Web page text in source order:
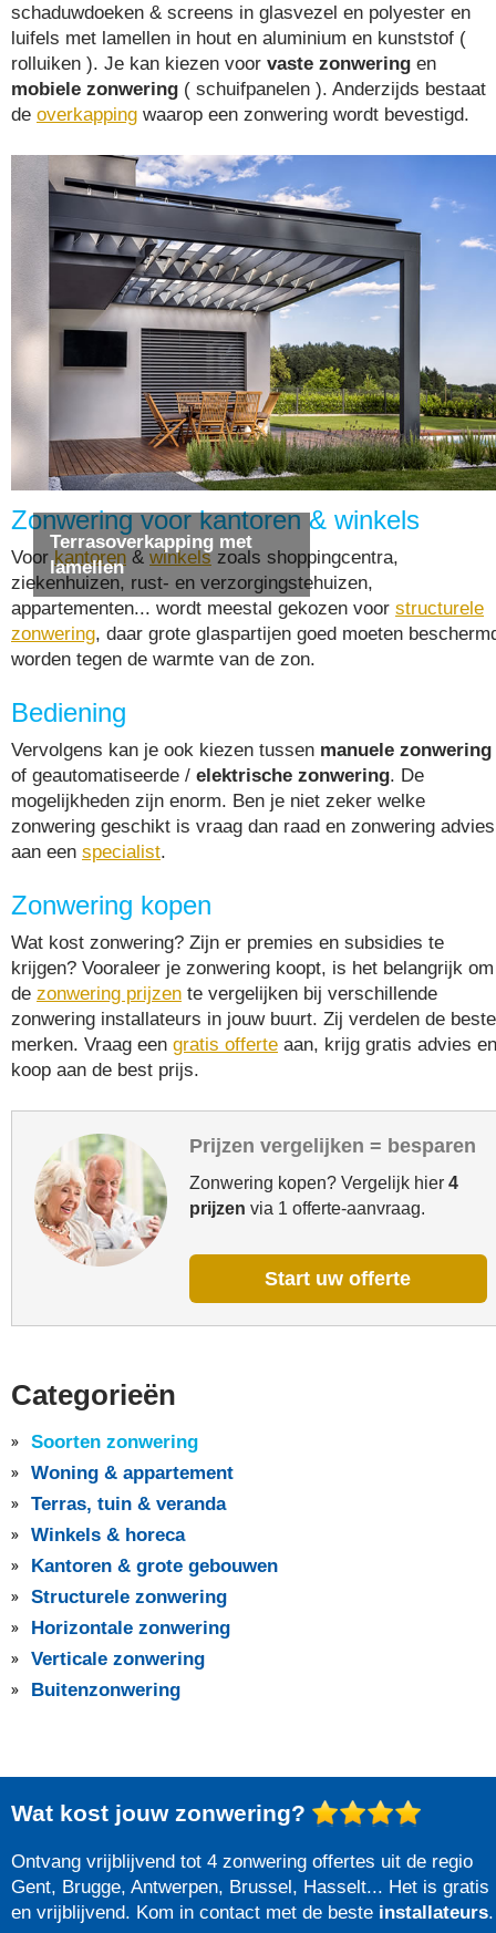
schaduwdoeken & screens in glasvezel en polyester en
luifels met lamellen in hout en aluminium en kunststof (
rolluiken ). Je kan kiezen voor vaste zonwering en
mobiele zonwering ( schuifpanelen ). Anderzijds bestaat
de overkapping waarop een zonwering wordt bevestigd.
Terrasoverkapping met
lamellen
Zonwering voor kantoren & winkels
Voorkantoren & winkelszoals shoppingcentra,
ziekenhuizen, rust- en verzorgingstehuizen,
appartementen... wordt meestal gekozen voor structurele
zonwering, daar grote glaspartijen goed moeten
worden tegen de warmte van de zon.
Bediening
Vervolgens kan je ook kiezen tussen manuele zonwering
of geautomatiseerde / elektrische zonwering. De
mogelijkheden zijn enorm. Ben je niet zeker welke
zonwering geschikt is vraag dan raad en zonwering advies
aan een specialist.
Zonwering kopen
Wat kost zonwering? Zijn er premies en subsidies te
krijgen? Vooraleer je zonwering koopt, is het belangrijk om
de zonwering prijzen te vergelijken bij verschillende
zonwering installateurs in jouw buurt. Zij verdelen de beste
merken. Vraag een gratis offerte aan, krijg gratis advies en
koop aan de best prijs.
Prijzen vergelijken = besparen
Zonwering kopen? Vergelijk hier 4
prijzen via 1 offerte-aanvraag.
Start uw offerte
Categorieën
Soorten zonwering
Woning & appartement
Terras, tuin & veranda
Winkels & horeca
Kantoren & grote gebouwen
Structurele zonwering
Horizontale zonwering
Verticale zonwering
Buitenzonwering
Wat kost jouw zonwering?
Ontvang vrijblijvend tot 4 zonwering offertes uit de regio
Gent, Brugge, Antwerpen, Brussel, Hasselt... Het is gratis
en vrijblijvend. Kom in contact met de beste installateurs.